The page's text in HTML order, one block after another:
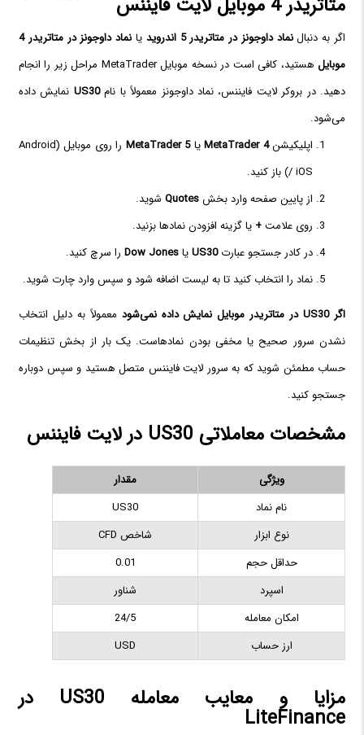
اگر به دنبالنماد داوجونز در متاتریدر 5 اندروید یا
نماد داوجونز در متاتریدر 4
موبایل
هستید، کافی است در نسخه موبایل MetaTrader مراحل زیر را انجام
دهید. در بروکر لایت فایننس، نماد داوجونز معمولاً با نامUS30 نمایش داده
می‌شود.
اپلیکیشنMetaTrader 4یاMetaTrader 5
را روی موبایل (Android
/ iOS) باز کنید.
از پایین صفحه وارد بخشQuotes شوید.
روی علامت+ یا گزینه افزودن نمادها بزنید.
در کادر جستجو عبارتUS30یاDow Jones را سرچ کنید.
نماد را انتخاب کنید تا به لیست اضافه شود و سپس وارد چارت شوید.
اگر US30 در متاتریدر موبایل نمایش داده نمی‌شود
معمولاً به دلیل انتخاب
نشدن سرور صحیح یا مخفی بودن نمادهاست. یک بار از بخش تنظیمات
حساب مطمئن شوید که به سرور لایت فایننس متصل هستید و سپس دوباره
جستجو کنید.
مشخصات معاملاتی US30 در لایت فایننس
ویژگی
مقدار
نام نماد
US30
نوع ابزار
شاخص CFD
حداقل حجم
0.01
اسپرد
شناور
امکان معامله
24/5
ارز حساب
USD
مزایا و معایب معامله US30 در
LiteFinance